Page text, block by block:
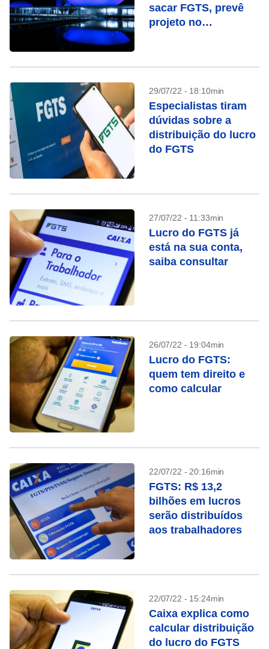
sacar FGTS, prevê
projeto no
29/07/22 - 18:10min
Especialistas tiram
dúvidas sobre a
distribuição do lucro
do FGTS
27/07/22 - 11:33min
Lucro do FGTS já
está na sua conta,
saiba consultar
26/07/22 - 19:04min
Lucro do FGTS:
quem tem direito e
como calcular
22/07/22 - 20:16min
FGTS: R$ 13,2
bilhões em lucros
serão distribuídos
aos trabalhadores
22/07/22 - 15:24min
Caixa explica como
calcular distribuição
do lucro do FGTS